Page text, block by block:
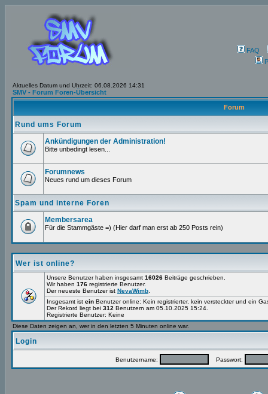
FAQ
Aktuelles Datum und Uhrzeit: 06.08.2026 14:31
SMV - Forum Foren-Übersicht
Forum
Rund ums Forum
Ankündigungen der Administration!
Bitte unbedingt lesen...
Forumnews
Neues rund um dieses Forum
Spam und interne Foren
Membersarea
Für die Stammgäste =) (Hier darf man erst ab 250 Posts rein)
Wer ist online?
Unsere Benutzer haben insgesamt 16026 Beiträge geschrieben.
Wir haben 176 registrierte Benutzer.
Der neueste Benutzer ist NevaWimb
Insgesamt ist ein Benutzer online: Kein registrierter, kein versteckter und ein
Der Rekord liegt bei 312 Benutzern am 05.10.2025 15:24.
Registrierte Benutzer: Keine
Diese Daten zeigen an, wer in den letzten 5 Minuten online war.
Login
Benutzername: Passwort: